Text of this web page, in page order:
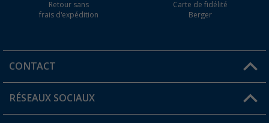
Retour sans
frais d'expédition
Carte de fidélité
Berger
CONTACT
Une question ?
RÉSEAUX SOCIAUX